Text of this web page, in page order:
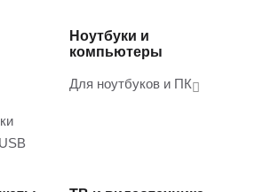
Ноутбуки и
компьютеры
Для ноутбуков и ПК